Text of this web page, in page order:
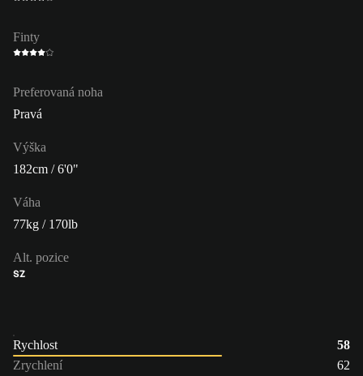
Finty
Preferovaná noha
Pravá
Výška
182cm / 6'0"
Váha
77kg / 170lb
Alt. pozice
SZ
Rychlost
58
Zrychlení
62